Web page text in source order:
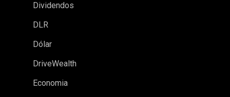
Dividendos
DLR
Dólar
DriveWealth
Economia